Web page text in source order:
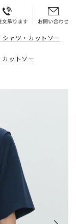
シャツ・カットソー
カットソー